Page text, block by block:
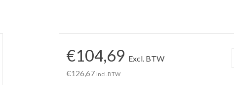
€104,69 Excl. BTW
€126,67 Incl. BTW